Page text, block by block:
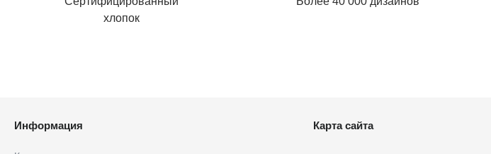
хлопок
Информация Карта сайта